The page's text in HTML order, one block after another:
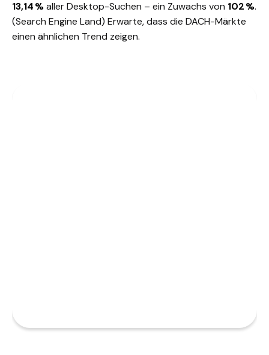
13,14 %aller Desktop-Suchen – ein Zuwachs von 102 %.
(Search Engine Land) Erwarte, dass die DACH-Märkte
einen ähnlichen Trend zeigen.